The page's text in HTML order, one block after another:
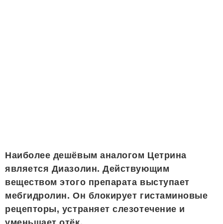
Наиболее дешёвым аналогом Цетрина
является Диазолин. Действующим
веществом этого препарата выступает
мебгидролин. Он блокирует гистаминовые
рецепторы, устраняет слезотечение и